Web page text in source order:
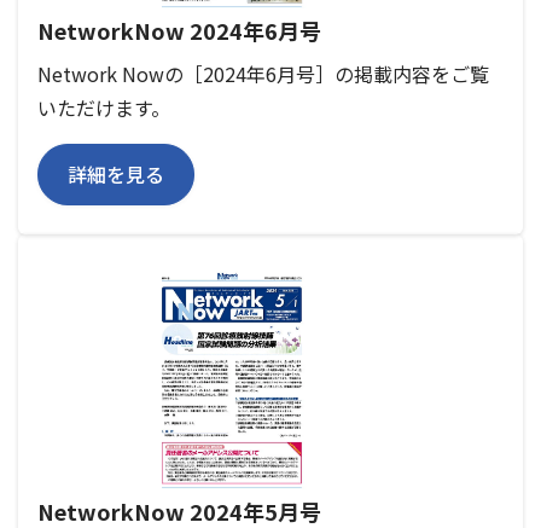
NetworkNow 2024年6月号
Network Nowの［2024年6月号］の掲載内容をご覧
いただけます。
詳細を見る
NetworkNow 2024年5月号